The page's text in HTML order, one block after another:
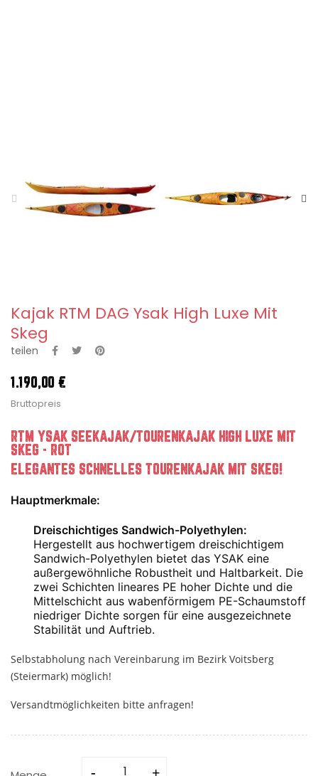
Kajak RTM DAG Ysak High Luxe Mit
Skeg
teilen
1.190,00 €
Bruttopreis
RTM YSAK SEEKAJAK/TOURENKAJAK HIGH LUXE MIT
SKEG - ROT
ELEGANTES SCHNELLES TOURENKAJAK MIT SKEG!
Hauptmerkmale:
Dreischichtiges Sandwich-Polyethylen:
Hergestellt aus hochwertigem dreischichtigem
Sandwich-Polyethylen bietet das YSAK eine
außergewöhnliche Robustheit und Haltbarkeit. Die
zwei Schichten lineares PE hoher Dichte und die
Mittelschicht aus wabenförmigem PE-Schaumstoff
niedriger Dichte sorgen für eine ausgezeichnete
Stabilität und Auftrieb.
Selbstabholung nach Vereinbarung im Bezirk Voitsberg
(Steiermark) möglich!
Versandtmöglichkeiten bitte anfragen!